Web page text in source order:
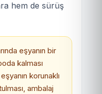
hem de sürüş
eşyanın bir
kalması
korunaklı
ambalaj